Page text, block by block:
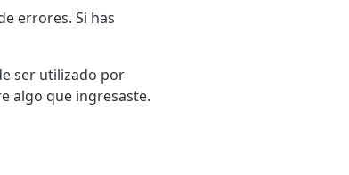
errores. Si has
ser utilizado por
algo que ingresaste.